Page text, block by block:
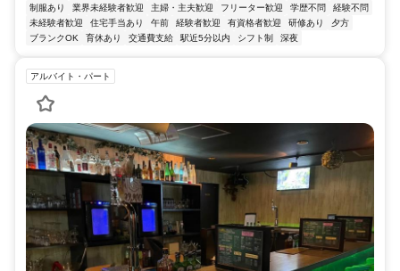
制服あり 業界未経験者歓迎 主婦・主夫歓迎 フリーター歓迎 学歴不問
経験不問
未経験者歓迎
住宅手当あり 午前 経験者歓迎 有資格者歓迎 研修あり
夕方
ブランクOK
育休あり 交通費支給 駅近5分以内 シフト制 深夜
アルバイト・パート